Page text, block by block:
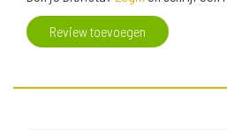
Review toevoegen